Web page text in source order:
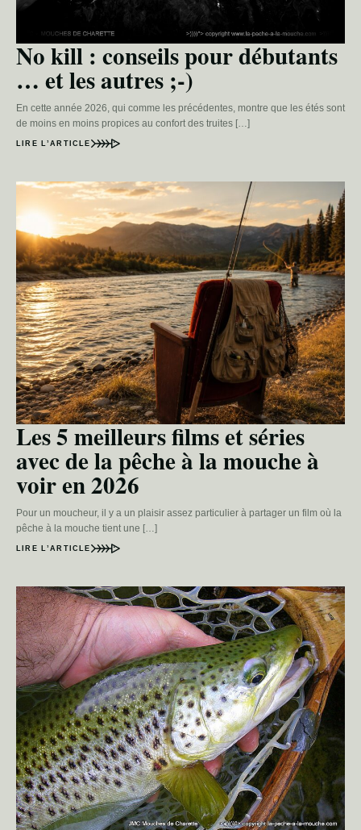
No kill : conseils pour débutants
… et les autres ;-)
En cette année 2026, qui comme les précédentes, montre que les étés sont
de moins en moins propices au confort des truites […]
LIRE L’ARTICLE
Les 5 meilleurs films et séries
avec de la pêche à la mouche à
voir en 2026
Pour un moucheur, il y a un plaisir assez particulier à partager un film où la
pêche à la mouche tient une […]
LIRE L’ARTICLE